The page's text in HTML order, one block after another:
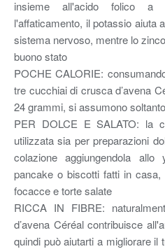
insieme all'acido folico
l'affaticamento, il potassio aiuta
sistema nervoso, mentre lo
buono stato
POCHE CALORIE:
tre cucchiai di crusca d’avena
24 grammi, si assumono
PER DOLCE E SALATO: la
utilizzata sia per preparazioni
colazione aggiungendola
pancake o biscotti fatti in casa,
focacce e torte salate
RICCA IN FIBRE:
d’avena Céréal contribuisce
quindi può aiutarti a migliorare il